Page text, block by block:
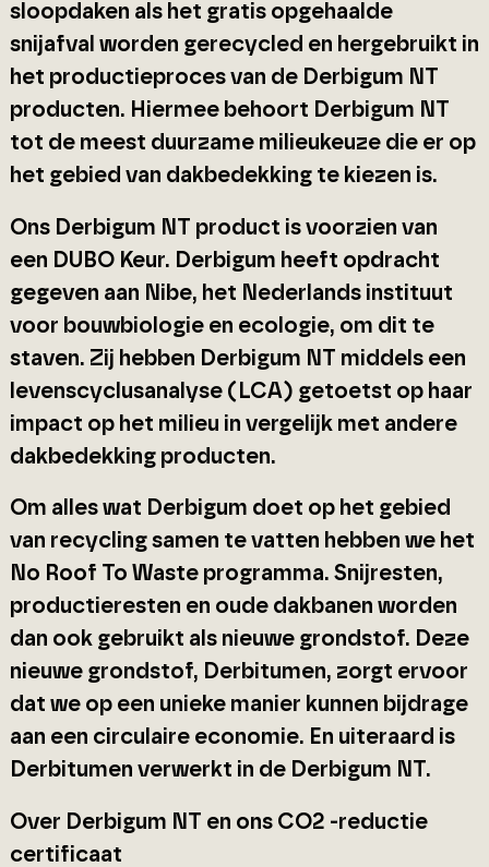
sloopdaken als het gratis opgehaalde
snijafval worden gerecycled en hergebruikt in
het productieproces van de Derbigum NT
producten. Hiermee behoort Derbigum NT
tot de meest duurzame milieukeuze die er op
het gebied van dakbedekking te kiezen is.
Ons Derbigum NT product is voorzien van
een DUBO Keur. Derbigum heeft opdracht
gegeven aan Nibe, het Nederlands instituut
voor bouwbiologie en ecologie, om dit te
staven. Zij hebben Derbigum NT middels een
levenscyclusanalyse (LCA) getoetst op haar
impact op het milieu in vergelijk met andere
dakbedekking producten.
Om alles wat Derbigum doet op het gebied
van recycling samen te vatten hebben we het
No Roof To Waste programma. Snijresten,
productieresten en oude dakbanen worden
dan ook gebruikt als nieuwe grondstof. Deze
nieuwe grondstof, Derbitumen, zorgt ervoor
dat we op een unieke manier kunnen bijdrage
aan een circulaire economie. En uiteraard is
Derbitumen verwerkt in de Derbigum NT.
Over Derbigum NT en ons CO2 -reductie
certificaat